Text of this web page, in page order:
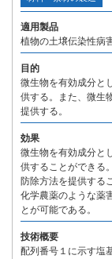
適用製品
植物の土壌伝染性病
目的
微生物を有効成分と
供する。また、微生
提供する。
効果
微生物を有効成分と
供することができる
防除方法を提供する
化学農薬のような薬
とが可能である。
技術概要
配列番号１に示す塩